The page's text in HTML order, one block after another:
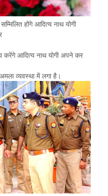
होंगे आदित्य नाथ योगी
करेंगे आदित्य नाथ योगी अपने कर
व्यवस्था में लगा है।